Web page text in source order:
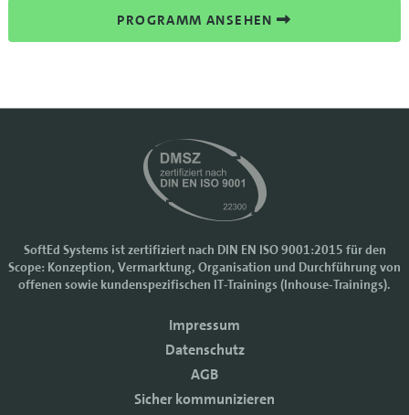
PROGRAMM ANSEHEN
SoftEd Systems ist zertifiziert nach DIN EN ISO 9001:2015 für den
Scope: Konzeption, Vermarktung, Organisation und Durchführung von
offenen sowie kundenspezifischen IT-Trainings (Inhouse-Trainings).
Impressum
Datenschutz
AGB
Sicher kommunizieren
Cookie-Einstellungen
verbessern. Manche Cookies sind notwendig, damit unsere Website
funktioniert. Mit anderen Cookies können wir die Zugriffe auf die
Mit einem Klick auf "Zustimmen" akzeptieren sie diese Verarbeitung
und auch die Weitergabe Ihrer Daten an Drittanbieter. Die Daten